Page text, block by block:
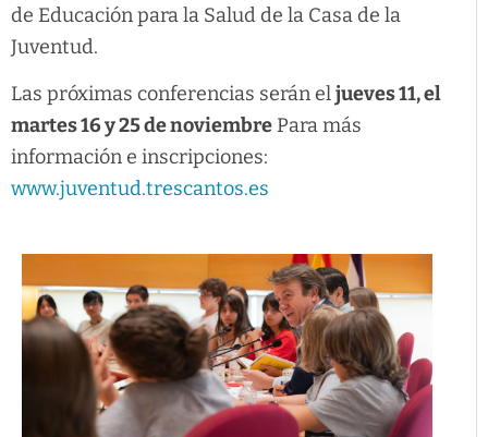
de Educación para la Salud de la Casa de la
Juventud.
Las próximas conferencias serán eljueves 11, el
martes 16 y 25 de noviembre Para más
información e inscripciones:
www.juventud.trescantos.es